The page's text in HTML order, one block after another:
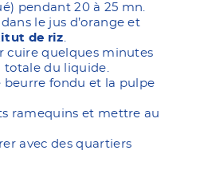
pendant 20 à 25 mn.
dans le jus d’orange et
de riz
cuire quelques minutes
totale du liquide.
beurre fondu et la pulpe
ramequins et mettre au
avec des quartiers